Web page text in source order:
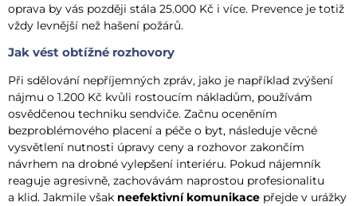
oprava by vás později stála 25.000 Kč i více. Prevence je totiž
vždy levnější než hašení požárů.
Jak vést obtížné rozhovory
Při sdělování nepříjemných zpráv, jako je například zvýšení
nájmu o 1.200 Kč kvůli rostoucím nákladům, používám
osvědčenou techniku sendviče. Začnu oceněním
bezproblémového placení a péče o byt, následuje věcné
vysvětlení nutnosti úpravy ceny a rozhovor zakončím
návrhem na drobné vylepšení interiéru. Pokud nájemník
reaguje agresivně, zachovávám naprostou profesionalitu
a klid. Jakmile však neefektivní komunikace přejde v urážky